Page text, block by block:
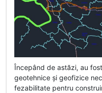
Începând de astăzi, au
geotehnice și geofizice
fezabilitate pentru